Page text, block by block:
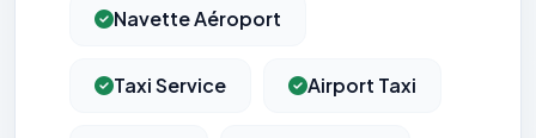
Navette Aéroport
Taxi Service Airport Taxi